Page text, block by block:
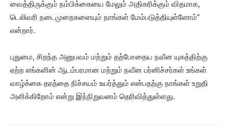
வைத்திருக்கும் நம்பிக்கையை மேலும் அதிகரிக்கும் விதமாக,
டெலிவரி நடைமுறைகளையும் நாங்கள் மேம்படுத்தியுள்ளோம்”
என்றார்.
புதுமை, சிறந்த அனுபவம் மற்றும் தற்போதைய நவீன யுகத்திற்கு
ஏற்ற எங்களின் ஆடம்பரமான மற்றும் நவீன பர்னிச்சர்கள் உங்கள்
வாழ்க்கை தரத்தை நிச்சயம் உயர்த்தும் என்பதற்கு நாங்கள் உறுதி
அளிக்கிறோம் என்று இந்நிறுவனம் தெரிவித்துள்ளது.